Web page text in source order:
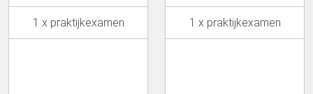
1 x praktijkexamen 1 x praktijkexamen